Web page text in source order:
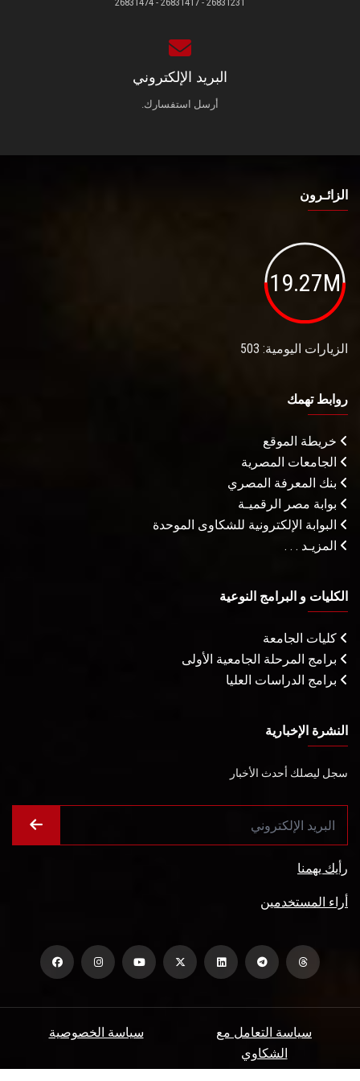
البريد الإلكتروني
أرسل استفسارك.
الزائـرون
19.27M
الزيارات اليومية: 503
روابط تهمك
خريطة الموقع
الجامعات المصرية
بنك المعرفة المصري
بوابة مصر الرقميـة
البوابة الإلكترونية للشكاوى الموحدة
المزيـد . . .
الكليات و البرامج النوعية
كليات الجامعة
برامج المرحلة الجامعية الأولى
برامج الدراسات العليا
النشرة الإخبارية
سجل ليصلك أحدث الأخبار
رأيك يهمنا
أراء المستخدمين
سياسة الخصوصية
سياسة التعامل مع
الشكاوي